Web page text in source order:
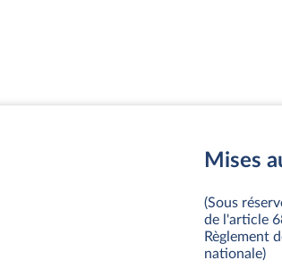
Mises
(Sous
de l'article
Règlement
nationale)